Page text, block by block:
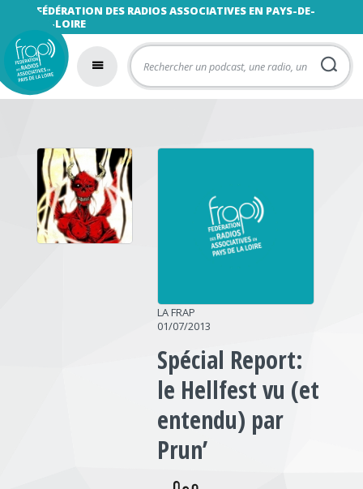
FÉDÉRATION DES RADIOS ASSOCIATIVES EN PAYS-DE-
LA-LOIRE
LA FRAP
01/07/2013
Spécial Report:
le Hellfest vu (et
entendu) par
Prun’